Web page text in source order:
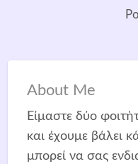
About Me
Είμαστε δύο
και έχουμε βάλει
μπορεί να σας